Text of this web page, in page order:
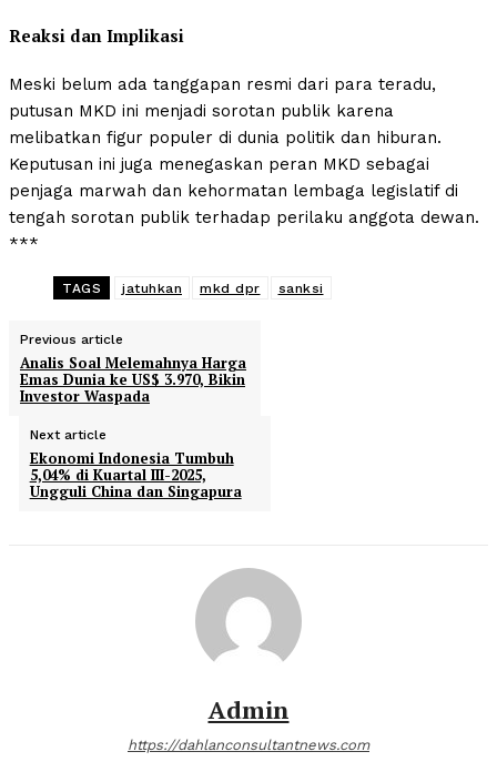
Reaksi dan Implikasi
Meski belum ada tanggapan resmi dari para teradu,
putusan MKD ini menjadi sorotan publik karena
melibatkan figur populer di dunia politik dan hiburan.
Keputusan ini juga menegaskan peran MKD sebagai
penjaga marwah dan kehormatan lembaga legislatif di
tengah sorotan publik terhadap perilaku anggota dewan.
***
TAGS jatuhkan mkd dpr sanksi
Previous article
Analis Soal Melemahnya Harga
Emas Dunia ke US$ 3.970, Bikin
Investor Waspada
Next article
Ekonomi Indonesia Tumbuh
5,04% di Kuartal III-2025,
Ungguli China dan Singapura
Admin
https://dahlanconsultantnews.com